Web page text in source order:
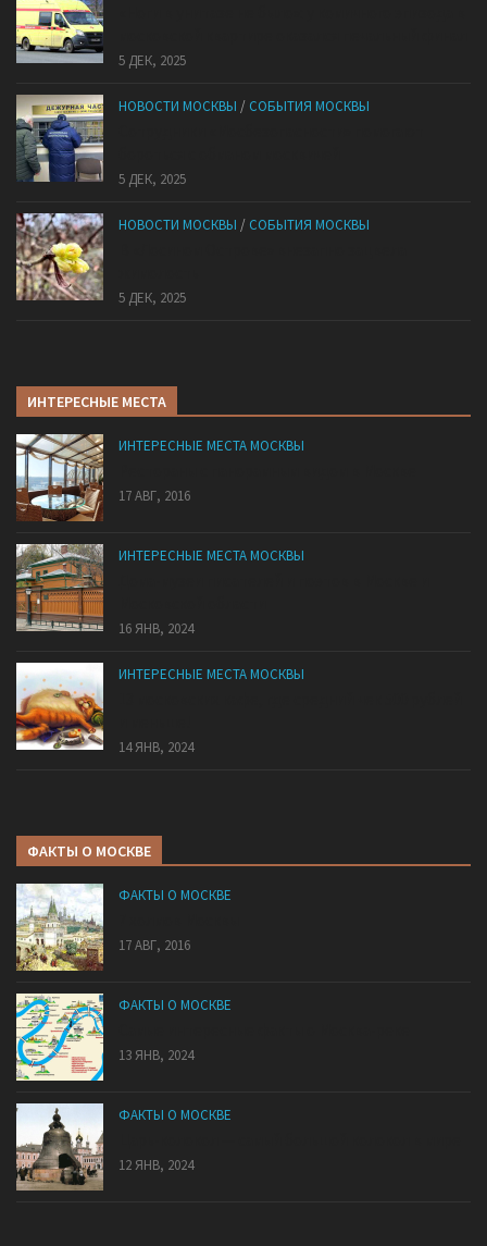
5 ДЕК, 2025
НОВОСТИ МОСКВЫ / СОБЫТИЯ МОСКВЫ
5 ДЕК, 2025
НОВОСТИ МОСКВЫ / СОБЫТИЯ МОСКВЫ
5 ДЕК, 2025
ИНТЕРЕСНЫЕ МЕСТА
ИНТЕРЕСНЫЕ МЕСТА МОСКВЫ
17 АВГ, 2016
ИНТЕРЕСНЫЕ МЕСТА МОСКВЫ
16 ЯНВ, 2024
ИНТЕРЕСНЫЕ МЕСТА МОСКВЫ
14 ЯНВ, 2024
ФАКТЫ О МОСКВЕ
ФАКТЫ О МОСКВЕ
17 АВГ, 2016
ФАКТЫ О МОСКВЕ
13 ЯНВ, 2024
ФАКТЫ О МОСКВЕ
12 ЯНВ, 2024